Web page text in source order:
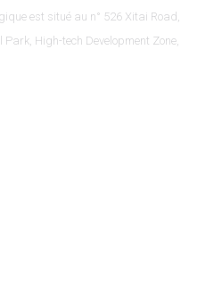
est situé au n° 526 Xitai Road,
High-tech Development Zone,